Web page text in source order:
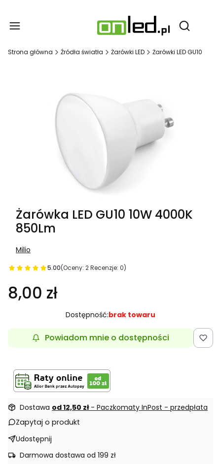
Otwórz
Strona główna Źródła światła Żarówki LED Żarówki LED GU10
Żarówka LED GU10 10W 4000K
850Lm
Milio
5.00(Oceny: 2 Recenzje: 0)
8,00 zł
Dostępność:brak towaru
Powiadom mnie o dostępności
Dostawa od 12,50 zł - Paczkomaty InPost - przedpłata
Zapytaj o produkt
Udostępnij
Darmowa dostawa od 199 zł